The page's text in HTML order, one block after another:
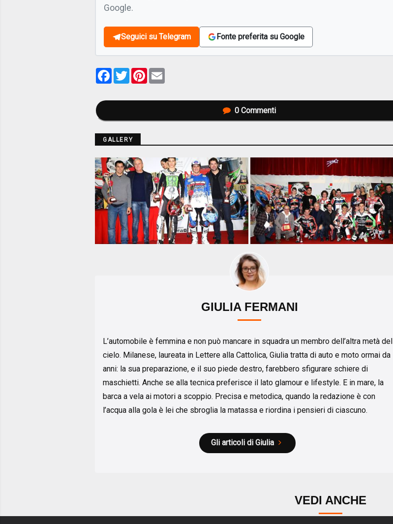
Google.
Seguici su Telegram Fonte preferita su Google
Facebook
TwitterPinterest
0 Commenti
GALLERY
GIULIA FERMANI
L’automobile è femmina e non può mancare in squadra un membro dell’altra metà del
cielo. Milanese, laureata in Lettere alla Cattolica, Giulia tratta di auto e moto ormai da
anni: la sua preparazione, e il suo piede destro, farebbero sfigurare schiere di
maschietti. Anche se alla tecnica preferisce il lato glamour e lifestyle. E in mare, la
barca a vela ai motori a scoppio. Precisa e metodica, quando la redazione è con
l’acqua alla gola è lei che sbroglia la matassa e riordina i pensieri di ciascuno.
Gli articoli di Giulia
VEDI ANCHE